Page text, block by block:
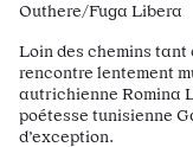
Outhere/Fuga Libera
Loin des chemins tant
rencontre lentement
autrichienne Romina
poétesse tunisienne
d’exception.